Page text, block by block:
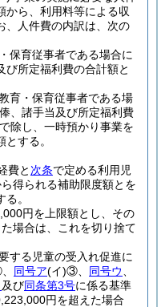
から、利用料等による収
、人件費の内訳は、次の
保育従事者である場合に
び所定福利費の合計額と
育・保育従事者である場
、諸手当及び所定福利費
除し、一時預かり事業を
する。
費と 次条で定める利用児
得られる補助限度額とを
。
円を上限額とし、その
場合は、これを切り捨て
する児童の受入れ促進に
同号ア(イ)③、 同号ウ
及び同条第3号に係る基準
円を超えた場合